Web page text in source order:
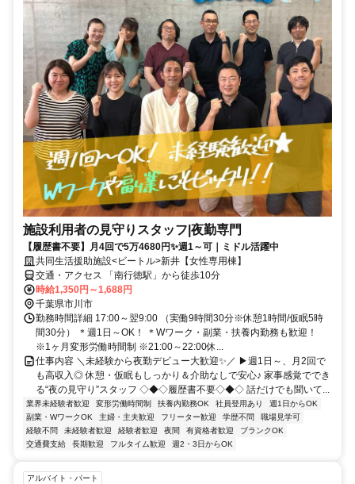
施設利用者の見守りスタッフ|夜勤専門
【履歴書不要】月4回で5万4680円✨週1～可｜ミドル活躍中
共同生活援助施設<ビートル>新井【女性専用棟】
交通・アクセス 「南行徳駅」から徒歩10分
時給1,350円～1,688円
千葉県市川市
勤務時間詳細 17:00～翌9:00 （実働9時間30分※休憩1時間/仮眠5時
間30分） ＊週1日～OK！ ＊Wワーク・副業・扶養内勤務も歓迎！
※1ヶ月変形労働時間制 ※21:00～22:00休...
仕事内容 ＼未経験から夜勤デビュー大歓迎✨／ ▶週1日～、月2回で
も高収入◎ 休憩・仮眠もしっかり＆介助なしで安心♪ 家事感覚ででき
る“夜の見守り”スタッフ ◇◆◇履歴書不要◇◆◇ 話だけでも聞いて...
業界未経験者歓迎 変形労働時間制 扶養内勤務OK 社員登用あり
週1日からOK
副業・WワークOK
主婦・主夫歓迎 フリーター歓迎 学歴不問
職場見学可
経験不問
未経験者歓迎 経験者歓迎 夜間 有資格者歓迎
ブランクOK
交通費支給
長期歓迎 フルタイム歓迎 週2・3日からOK
アルバイト・パート